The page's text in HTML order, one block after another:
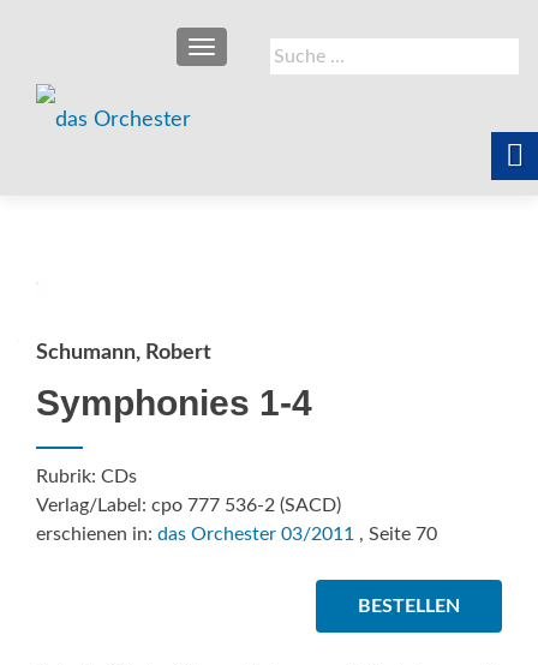
Suche
nach:
SCHALTE NAVIGATION
Schumann, Robert
Symphonies 1-4
Rubrik: CDs
Verlag/Label: cpo 777 536-2 (SACD)
erschienen in: das Orchester 03/2011 , Seite 70
BESTELLEN